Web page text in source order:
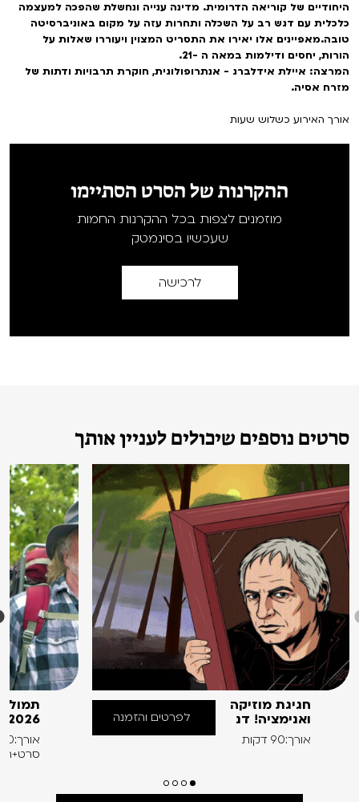
היחודיים של קוריאה הדרומית. מדינה ענייה ונחשלת שהפכה למעצמה
כלכלית עם דגש רב על השכלה ותחרות עזה על מקום באוניברסיטה
טובה.מאפיינים אלו יאירו את התסריט המצוין ויעוררו שאלות על
הורות, יחסים ודילמות במאה ה -21.
המרצה: איילת אידלברג - אנתרופולוגית, חוקרת תרבויות ודתות של
מזרח אסיה.
אורך האירוע כשלוש שעות
ההקרנות של הסרט הסתיימו
מוזמנים לצפות בכל ההקרנות החמות
שעכשיו בסינמטק
לרכישה
סרטים נוספים שיכולים לעניין אותך
חגיגת מוזיקה
ואנימציה! דנ
אורך:90 דקות
לפרטים והזמנה
תמול
2026 ב' –